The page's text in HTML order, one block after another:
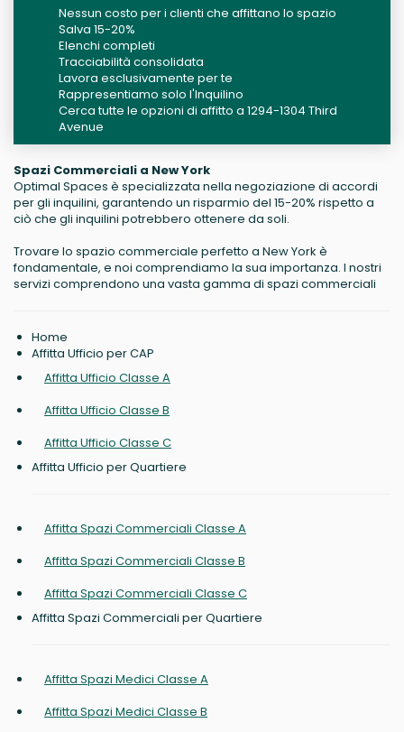
Nessun costo per i clienti che affittano lo spazio
Salva 15-20%
Elenchi completi
Tracciabilità consolidata
Lavora esclusivamente per te
Rappresentiamo solo l'Inquilino
Cerca tutte le opzioni di affitto a 1294-1304 Third
Avenue
Spazi Commerciali a New York
Optimal Spaces è specializzata nella negoziazione di accordi
per gli inquilini, garantendo un risparmio del 15-20% rispetto a
ciò che gli inquilini potrebbero ottenere da soli.
Trovare lo spazio commerciale perfetto a New York è
fondamentale, e noi comprendiamo la sua importanza. I nostri
servizi comprendono una vasta gamma di spazi commerciali
Home
Affitta Ufficio per CAP
Affitta Ufficio Classe A
Affitta Ufficio Classe B
Affitta Ufficio Classe C
Affitta Ufficio per Quartiere
Affitta Spazi Commerciali Classe A
Affitta Spazi Commerciali Classe B
Affitta Spazi Commerciali Classe C
Affitta Spazi Commerciali per Quartiere
Affitta Spazi Medici Classe A
Affitta Spazi Medici Classe B